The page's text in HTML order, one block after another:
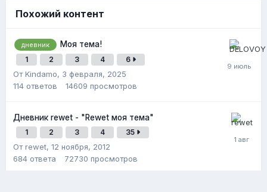
Похожий контент
дневник Моя тема!
1 2 3 4 6
От Kindamo, 3 февраля, 2025
114 ответов 14609 просмотров
Дневник rewet - "Rewet моя тема"
1 2 3 4 35
От rewet, 12 ноября, 2012
684 ответа 72730 просмотров